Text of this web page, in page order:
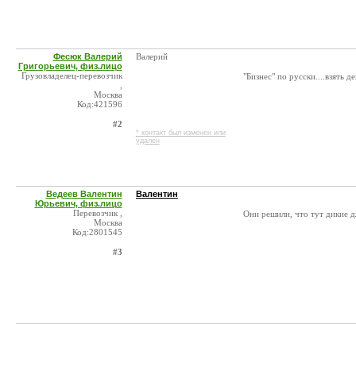
Фесюк Валерий
Григорьевич, физ.лицо
Грузовладелец-перевозчик
Москва
Код:421596
#2
Валерий
* контакт был изменен или
удален
"Бизнес" по русски....взять
Ведеев Валентин
Юрьевич, физ.лицо
Перевозчик ,
Москва
Код:2801545
#3
Валентин
Они решили, что тут дикие